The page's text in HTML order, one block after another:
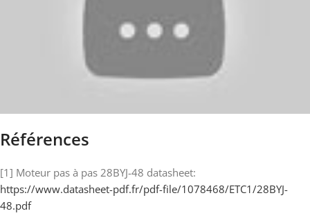
Références
[1] Moteur pas à pas 28BYJ-48 datasheet:
https://www.datasheet-pdf.fr/pdf-file/1078468/ETC1/28BYJ-
48.pdf